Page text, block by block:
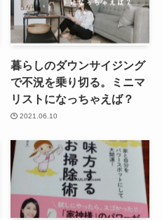
暮らしのダウンサイジング
で不況を乗り切る。ミニマ
リストになっちゃえば？
2021.06.10